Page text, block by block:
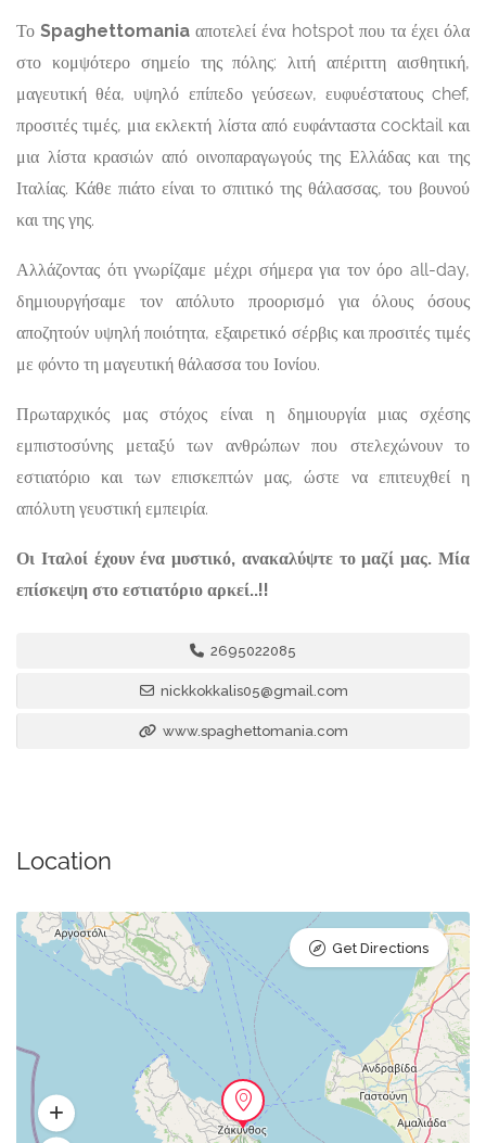
ΤοSpaghettomania αποτελεί ένα hotspot που τα έχει όλα
στο κομψότερο σημείο της πόλης: λιτή απέριττη αισθητική,
μαγευτική θέα, υψηλό επίπεδο γεύσεων, ευφυέστατους chef,
προσιτές τιμές, μια εκλεκτή λίστα από ευφάνταστα cocktail και
μια λίστα κρασιών από οινοπαραγωγούς της Ελλάδας και της
Ιταλίας. Κάθε πιάτο είναι το σπιτικό της θάλασσας, του βουνού
και της γης.
Αλλάζοντας ότι γνωρίζαμε μέχρι σήμερα για τον όρο all-day,
δημιουργήσαμε τον απόλυτο προορισμό για όλους όσους
αποζητούν υψηλή ποιότητα, εξαιρετικό σέρβις και προσιτές τιμές
με φόντο τη μαγευτική θάλασσα του Ιονίου.
Πρωταρχικός μας στόχος είναι η δημιουργία μιας σχέσης
εμπιστοσύνης μεταξύ των ανθρώπων που στελεχώνουν το
εστιατόριο και των επισκεπτών μας, ώστε να επιτευχθεί η
απόλυτη γευστική εμπειρία.
Οι Ιταλοί έχουν ένα μυστικό, ανακαλύψτε το μαζί μας. Μία
επίσκεψη στο εστιατόριο αρκεί..!!
2695022085
nickkokkalis05@gmail.com
www.spaghettomania.com
Location
Get Directions